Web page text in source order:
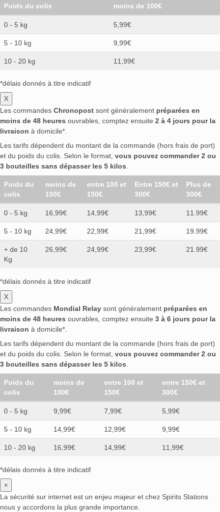
Poids du colis moins de 100€
0 - 5 kg 5,99€
5 - 10 kg 9,99€
10 - 20 kg 11,99€
*délais donnés à titre indicatif
X
Les commandes Chronopost sont généralement préparées en
moins de 48 heures ouvrables, comptez ensuite 2 à 4 jours pour la
livraison à domicile*.
Les tarifs dépendent du montant de la commande (hors frais de port)
et du poids du colis. Selon le format, vous pouvez commander 2 ou
3 bouteilles sans dépasser les 5 kilos.
Poids du
colis
moins de
100€
entre 100 et
150€
Entre 150€ et
300€
Plus de
300€
0 - 5 kg 16,99€ 14,99€ 13,99€ 11.99€
5 - 10 kg 24,99€ 22,99€ 21,99€ 19.99€
+ de 10
Kg
26,99€ 24,99€ 23,99€ 21.99€
*délais donnés à titre indicatif
X
Les commandes Mondial Relay sont généralement préparées en
moins de 48 heures ouvrables, comptez ensuite 3 à 6 jours pour la
livraison à domicile*.
Les tarifs dépendent du montant de la commande (hors frais de port)
et du poids du colis. Selon le format, vous pouvez commander 2 ou
3 bouteilles sans dépasser les 5 kilos.
Poids du
colis
moins de
100€
entre 100 et
150€
entre 150€ et
300€
0 - 5 kg 9,99€ 7,99€ 5,99€
5 - 10 kg 14,99€ 12,99€ 9,99€
10 - 20 kg 16,99€ 14,99€ 11,99€
*délais donnés à titre indicatif
×
La sécurité sur internet est un enjeu majeur et chez Spirits Stations
nous y accordons la plus grande importance.